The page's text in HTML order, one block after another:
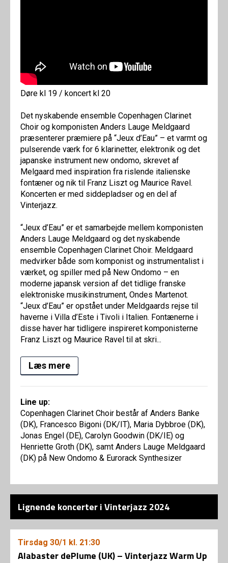
Døre kl 19 / koncert kl 20
Det nyskabende ensemble Copenhagen Clarinet
Choir og komponisten Anders Lauge Meldgaard
præsenterer præmiere på “Jeux d’Eau” – et varmt og
pulserende værk for 6 klarinetter, elektronik og det
japanske instrument new ondomo, skrevet af
Melgaard med inspiration fra rislende italienske
fontæner og nik til Franz Liszt og Maurice Ravel.
Koncerten er med siddepladser og en del af
Vinterjazz.
“Jeux d’Eau” er et samarbejde mellem komponisten
Anders Lauge Meldgaard og det nyskabende
ensemble Copenhagen Clarinet Choir. Meldgaard
medvirker både som komponist og instrumentalist i
værket, og spiller med på New Ondomo – en
moderne japansk version af det tidlige franske
elektroniske musikinstrument, Ondes Martenot.
“Jeux d’Eau” er opstået under Meldgaards rejse til
haverne i Villa d’Este i Tivoli i Italien. Fontænerne i
disse haver har tidligere inspireret komponisterne
Franz Liszt og Maurice Ravel til at skri...
Læs mere
Line up:
Copenhagen Clarinet Choir består af Anders Banke
(DK), Francesco Bigoni (DK/IT), Maria Dybbroe (DK),
Jonas Engel (DE), Carolyn Goodwin (DK/IE) og
Henriette Groth (DK), samt Anders Lauge Meldgaard
(DK) på New Ondomo & Eurorack Synthesizer
Lignende koncerter i Vinterjazz 2024
Tirsdag 30/1 kl. 21:30
Alabaster dePlume (UK) – Vinterjazz Warm Up